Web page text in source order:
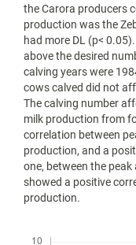
the Carora producers
production was the
had more DL (p<
above the desired
calving years were
cows calved did not
The calving number
milk production from
correlation between
production, and a
one, between the
showed a positive
production.